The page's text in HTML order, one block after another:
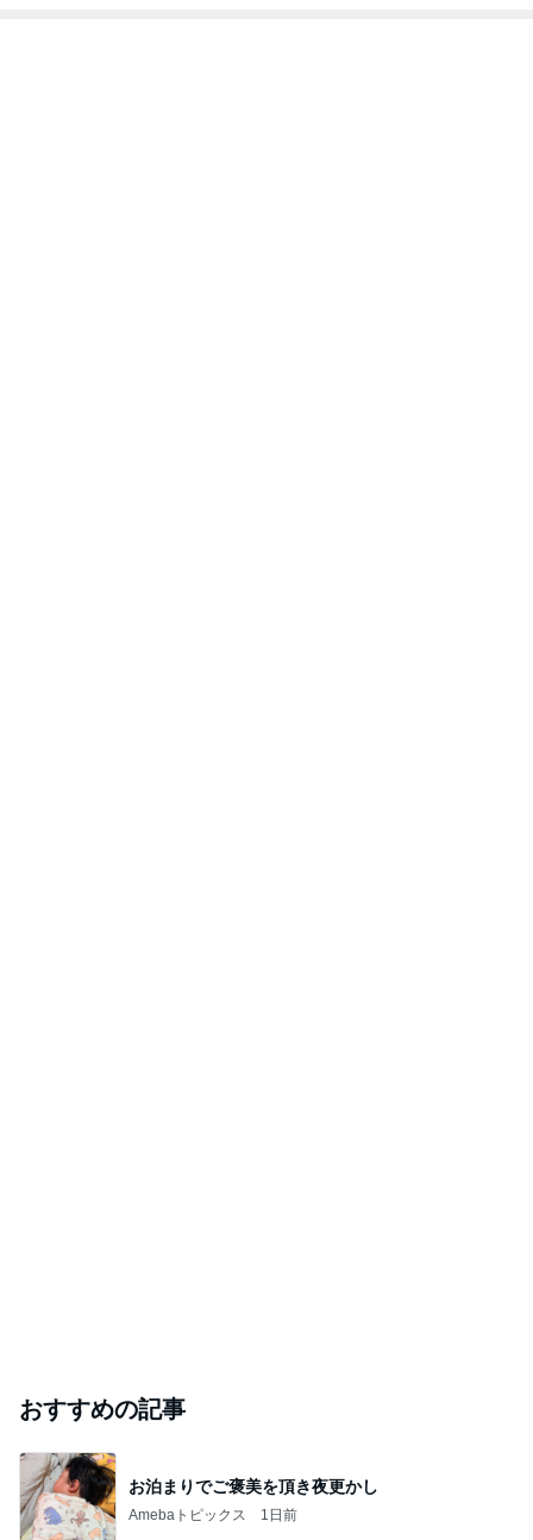
おすすめの記事
お泊まりでご褒美を頂き夜更かし
Amebaトピックス 1日前